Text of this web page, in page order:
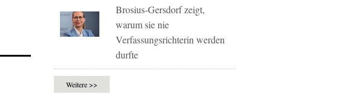
Brosius-Gersdorf zeigt,
warum sie nie
Verfassungsrichterin werden
durfte
Weitere >>